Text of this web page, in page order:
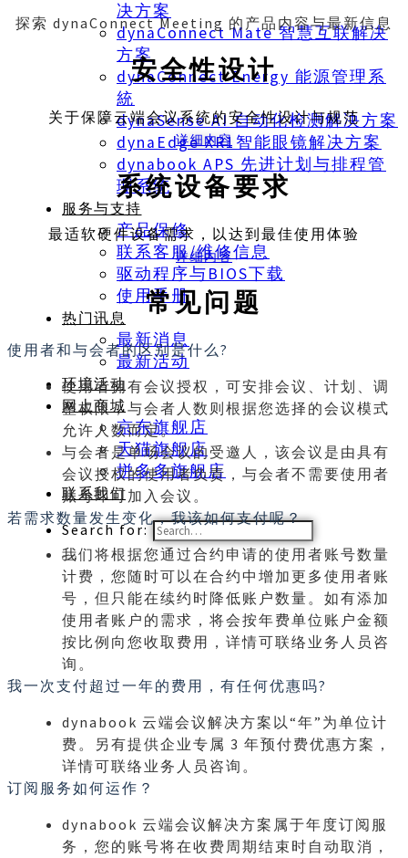
决方案
dynaConnect Mate 智慧互联解决
方案
dynaConnect Energy 能源管理系
統
dynaSense AI 自动化检测解决方案
dynaEdge XR1智能眼镜解决方案
dynabook APS 先进计划与排程管
理系统
服务与支持
产品保修
联系客服/维修信息
驱动程序与BIOS下载
使用手册
热门讯息
最新消息
最新活动
环境活动
网上商城
京东旗舰店
天猫旗舰店
拼多多旗舰店
联系我们
Search for:
探索 dynaConnect Meeting 的产品内容与最新信息
安全性设计
关于保障云端会议系统的安全性设计与规范
详细内容
系统设备要求
最适软硬件设备需求，以达到最佳使用体验
详细内容
常见问题
使用者和与会者的区别是什么?
使用者拥有会议授权，可安排会议、计划、调
整权限，与会者人数则根据您选择的会议模式
允许人数而定。
与会者是单场会议的受邀人，该会议是由具有
会议授权的使用者负责，与会者不需要使用者
账号即可加入会议。
若需求数量发生变化，我该如何支付呢？
我们将根据您通过合约申请的使用者账号数量
计费，您随时可以在合约中增加更多使用者账
号，但只能在续约时降低账户数量。如有添加
使用者账户的需求，将会按年费单位账户金额
按比例向您收取费用，详情可联络业务人员咨
询。
我一次支付超过一年的费用，有任何优惠吗?
dynabook 云端会议解决方案以“年”为单位计
费。另有提供企业专属 3 年预付费优惠方案，
详情可联络业务人员咨询。
订阅服务如何运作？
dynabook 云端会议解决方案属于年度订阅服
务，您的账号将在收费周期结束时自动取消，